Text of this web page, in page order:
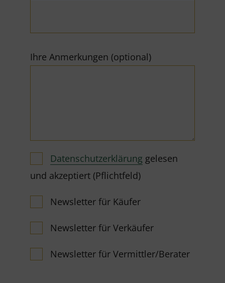
Ihre Anmerkungen (optional)
Datenschutzerklärung gelesen
und akzeptiert (Pflichtfeld)
Newsletter für Käufer
Newsletter für Verkäufer
Newsletter für Vermittler/Berater